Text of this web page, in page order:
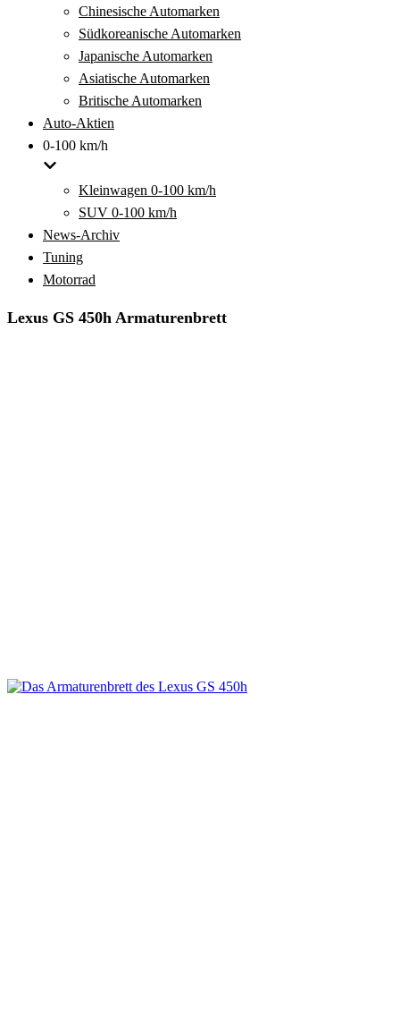
Chinesische Automarken
Südkoreanische Automarken
Japanische Automarken
Asiatische Automarken
Britische Automarken
Auto-Aktien
0-100 km/h
Kleinwagen 0-100 km/h
SUV 0-100 km/h
News-Archiv
Tuning
Motorrad
Lexus GS 450h Armaturenbrett